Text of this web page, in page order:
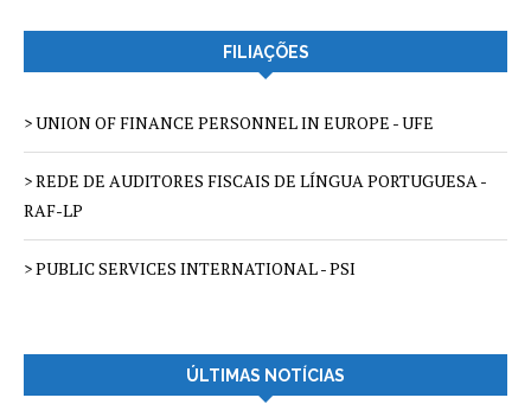
FILIAÇÕES
> UNION OF FINANCE PERSONNEL IN EUROPE - UFE
> REDE DE AUDITORES FISCAIS DE LÍNGUA PORTUGUESA -
RAF-LP
> PUBLIC SERVICES INTERNATIONAL - PSI
ÚLTIMAS NOTÍCIAS